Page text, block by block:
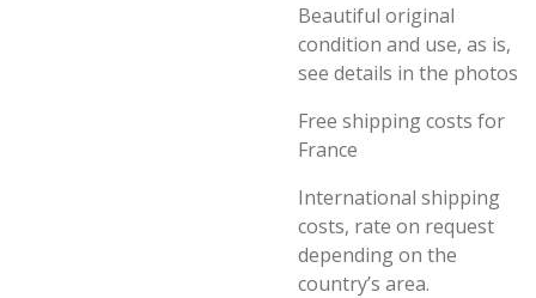
Beautiful original
condition and use, as is,
see details in the photos
Free shipping costs for
France
International shipping
costs, rate on request
depending on the
country’s area.